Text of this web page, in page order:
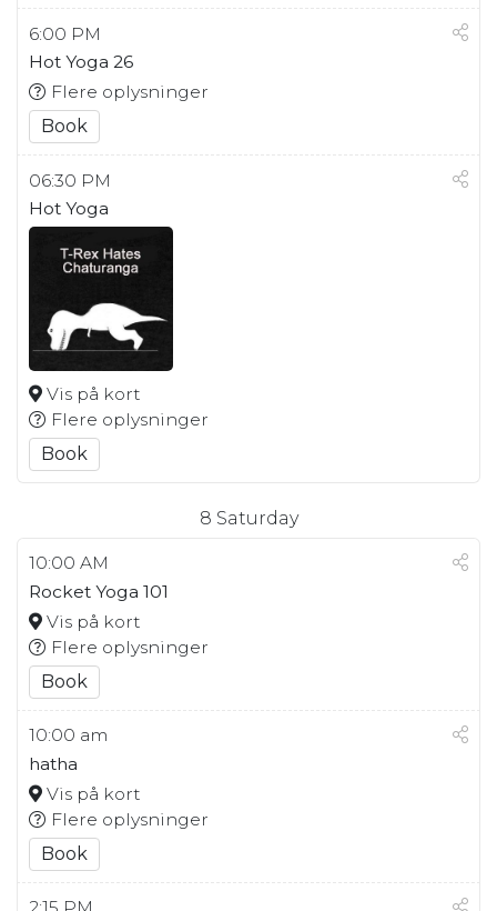
6:00 PM
Hot Yoga 26
Flere oplysninger
Book
06:30 PM
Hot Yoga
Vis på kort
Flere oplysninger
Book
8 Saturday
10:00 AM
Rocket Yoga 101
Vis på kort
Flere oplysninger
Book
10:00 am
hatha
Vis på kort
Flere oplysninger
Book